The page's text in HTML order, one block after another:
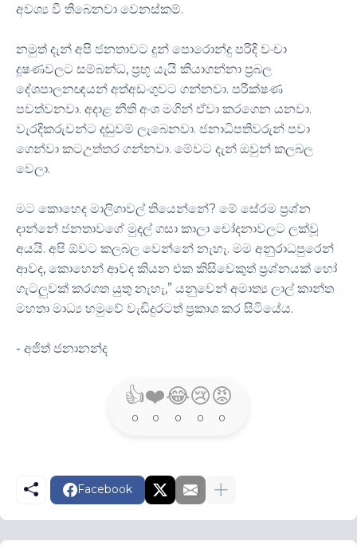
අවශ්‍ය වී තිබෙනවා වෙනස්කම්.
නමුත් දැන් අපි ජනතාවට දුන් පොරොන්දු පරිදි වංචා
දූෂණවලට සම්බන්ධ, ප්‍රභූ යැයි කියාගන්නා ප්‍රබල
දේශපාලනඥයන් අත්අඩංගුවට ගන්නවා. පරීක්ෂණ
පවත්වනවා. අදාළ නීති අංශ මගින් ඒවා කරගෙන යනවා.
වැරදිකරුවන්ට දඬුවම් ලැබෙනවා. ජනාධිපතිවරුන් පවා
ගෙන්වා කටඋත්තර ගන්නවා. මේවට දැන් ඔවුන් කලබල
වෙලා.
මට කොහෙද මාලිගාවල් තියෙන්නේ? මේ සේරම ප්‍රශ්න
දාන්නේ ජනතාවගේ මුදල් ගසා කාලා චෝදනාවලට ලක්වූ
අයයි. අපි ඕවට කලබල වෙන්නේ නැහැ. මම අනුරාධපුරෙන්
ආවද, කොහෙන් ආවද කියන එක කිසිවෙකුත් ප්‍රශ්නයක් හෝ
ගැටලුවක් කරගත යුතු නැහැ,” යනුවෙන් අමාත්‍ය ලාල් කාන්ත
මහතා මාධ්‍ය හමුවේ වැඩිදුරටත් ප්‍රකාශ කර සිටියේය.
- අජිත් ජනානන්ද
👍
0
❤️
0
😂
0
😢
0
😡
0
Facebook